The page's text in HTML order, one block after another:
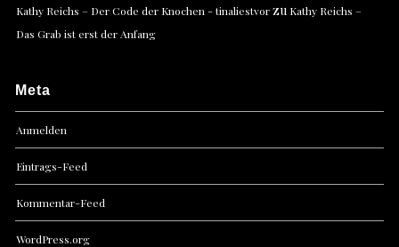
Kathy Reichs – Der Code der Knochen - tinaliestvorzu Kathy Reichs –
Das Grab ist erst der Anfang
Meta
Anmelden
Eintrags-Feed
Kommentar-Feed
WordPress.org